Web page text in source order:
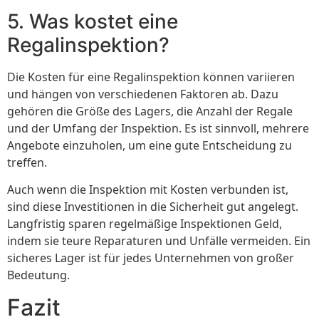
5. Was kostet eine
Regalinspektion?
Die Kosten für eine Regalinspektion können variieren
und hängen von verschiedenen Faktoren ab. Dazu
gehören die Größe des Lagers, die Anzahl der Regale
und der Umfang der Inspektion. Es ist sinnvoll, mehrere
Angebote einzuholen, um eine gute Entscheidung zu
treffen.
Auch wenn die Inspektion mit Kosten verbunden ist,
sind diese Investitionen in die Sicherheit gut angelegt.
Langfristig sparen regelmäßige Inspektionen Geld,
indem sie teure Reparaturen und Unfälle vermeiden. Ein
sicheres Lager ist für jedes Unternehmen von großer
Bedeutung.
Fazit